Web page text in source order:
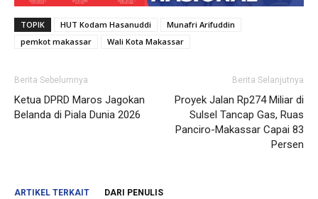
TOPIK HUT Kodam Hasanuddi
Munafri Arifuddin
pemkot makassar
Wali Kota Makassar
Berita Sebelumnya
Ketua DPRD Maros Jagokan
Belanda di Piala Dunia 2026
Berita Selanjutnya
Proyek Jalan Rp274 Miliar di
Sulsel Tancap Gas, Ruas
Panciro-Makassar Capai 83
Persen
ARTIKEL TERKAIT DARI PENULIS